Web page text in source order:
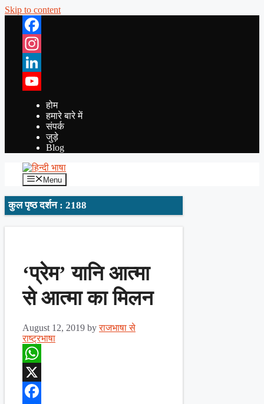
Skip to content
Facebook
Instagram
LinkedIn
YouTube
होम
हमारे बारे में
संपर्क
जुड़े
Blog
Menu
कुल पृष्ठ दर्शन : 2188
‘प्रेम’ यानि आत्मा
से आत्मा का मिलन
August 12, 2019 byराजभाषा से
राष्ट्रभाषा
WhatsApp
X